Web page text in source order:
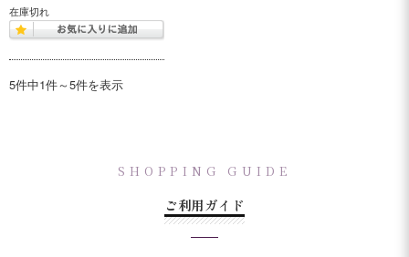
在庫切れ
5件中1件～5件を表示
SHOPPING GUIDE
ご利用ガイド